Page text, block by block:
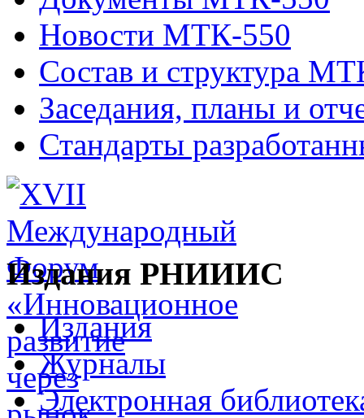
Новости МТК-550
Состав и структура
Заседания, планы и
Стандарты
Издания РНИИИС
Издания
Журналы
Электронная